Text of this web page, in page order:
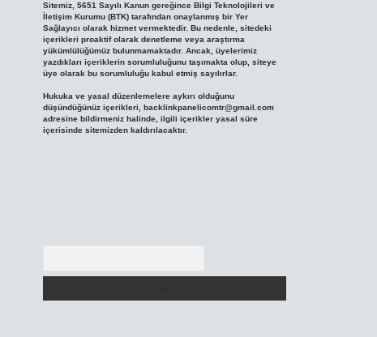
Sitemiz, 5651 Sayılı Kanun gereğince Bilgi Teknolojileri ve
İletişim Kurumu (BTK) tarafından onaylanmış bir Yer
Sağlayıcı olarak hizmet vermektedir. Bu nedenle, sitedeki
içerikleri proaktif olarak denetleme veya araştırma
yükümlülüğümüz bulunmamaktadır. Ancak, üyelerimiz
yazdıkları içeriklerin sorumluluğunu taşımakta olup, siteye
üye olarak bu sorumluluğu kabul etmiş sayılırlar.
Hukuka ve yasal düzenlemelere aykırı olduğunu
düşündüğünüz içerikleri, backlinkpanelicomtr@gmail.com
adresine bildirmeniz halinde, ilgili içerikler yasal süre
içerisinde sitemizden kaldırılacaktır.